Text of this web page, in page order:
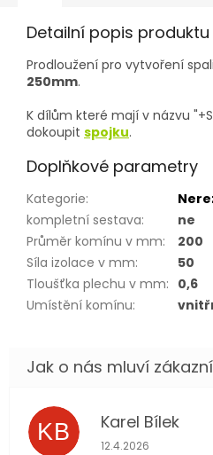
Detailní popis produktu
Prodloužení pro vytvoření
250mm.
K dílům které mají v názvu
dokoupit spojku.
Doplňkové parametry
Kategorie:
kompletní sestava:
ne
Průměr komínu v mm:
200
Síla izolace v mm:
50
Tloušťka plechu v mm: 0,6
Umístění komínu:
KB Karel Bílek
Hodnocení
12.4.2026